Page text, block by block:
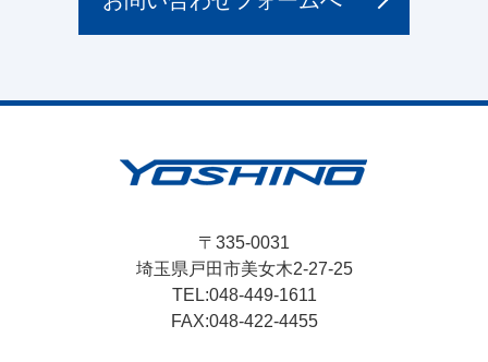
〒335-0031
埼玉県戸田市美女木2-27-25
TEL 048-449-1611
FAX 048-422-4455